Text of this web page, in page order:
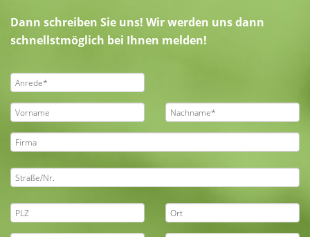
Dann schreiben Sie uns! Wir werden uns dann
schnellstmöglich bei Ihnen melden!